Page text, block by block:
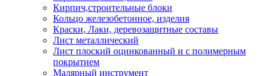
Кирпич,строительные блоки
Кольцо железобетонное, изделия
Краски, Лаки, деревозащитные составы
Лист металлический
Лист плоский оцинкованный и с полимерным
покрытием
Малярный инструмент